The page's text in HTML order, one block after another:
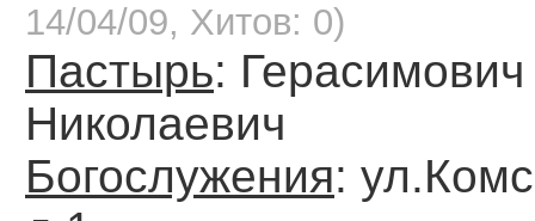
14/04/09, Хитов: 0)
Пастырь:
Николаевич
Богослужения: